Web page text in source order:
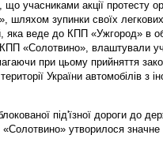
учасниками акції протесту
шляхом зупинки своїх
яка веде до КПП «Ужгород» в
КПП «Солотвино», влаштували
при цьому прийняття
України автомобілів з
під'їзної дороги до
утворилося значне